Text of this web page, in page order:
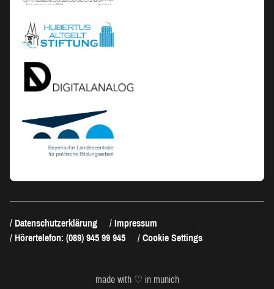
Datenschutzerklärung
Impressum
Hörertelefon: (089) 945 99 945
Cookie Settings
made with ♡ in munich